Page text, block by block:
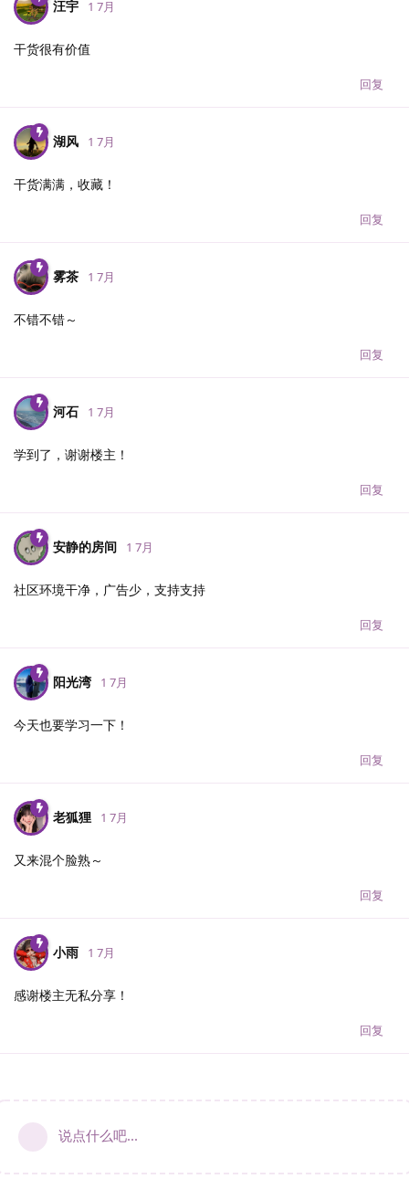
汪宇 1 7月
干货很有价值
回复
湖风 1 7月
干货满满，收藏！
回复
雾茶 1 7月
不错不错～
回复
河石 1 7月
学到了，谢谢楼主！
回复
安静的房间 1 7月
社区环境干净，广告少，支持支持
回复
阳光湾 1 7月
今天也要学习一下！
回复
老狐狸 1 7月
又来混个脸熟～
回复
小雨 1 7月
感谢楼主无私分享！
回复
说点什么吧...